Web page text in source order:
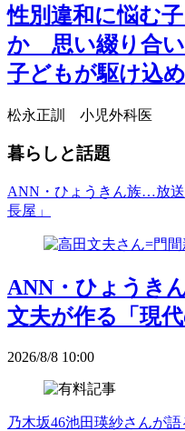
性別違和に悩む
か 思い綴り合
子どもが駆け込
松永正訓 小児外科医
暮らしと話題
ANN・ひょうきん族…放
長屋」
ANN・ひょうき
文夫が作る「現代
2026/8/8 10:00
乃木坂46池田瑛紗さんが